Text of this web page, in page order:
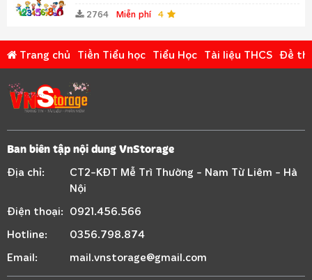
2764 Miễn phí 4
Trang chủ Tiền Tiểu học Tiểu Học Tài liệu THCS Đề thi
Ban biên tập nội dung VnStorage
Địa chỉ:
CT2-KĐT Mễ Trì Thường - Nam Từ Liêm - Hà
Nội
Điện thoại: 0921.456.566
Hotline:
0356.798.874
Email:
mail.vnstorage@gmail.com